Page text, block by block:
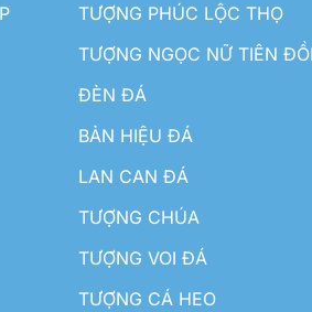
TƯỢNG PHÚC LỘC THỌ
TƯỢNG NGỌC NỮ TIÊN
ĐÈN ĐÁ
BẢN HIỆU ĐÁ
LAN CAN ĐÁ
TƯỢNG CHÚA
TƯỢNG VOI ĐÁ
TƯỢNG CÁ HEO